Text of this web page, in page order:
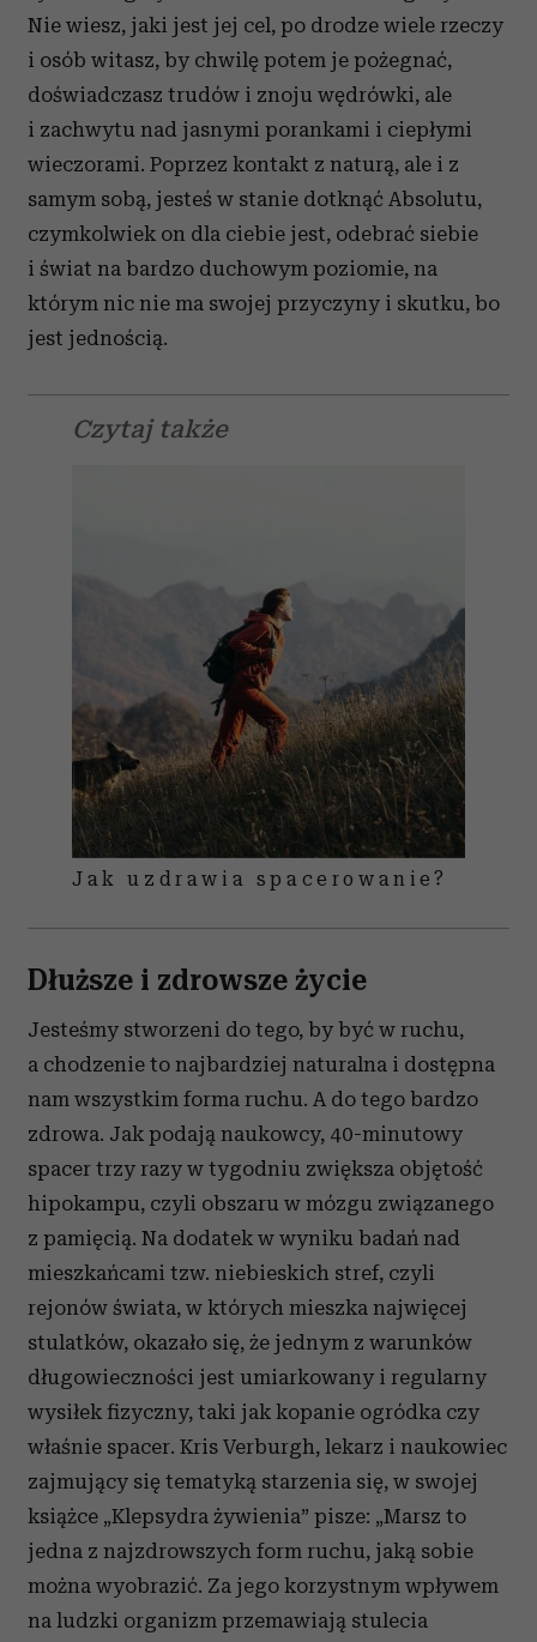
Nie wiesz, jaki jest jej cel, po drodze wiele rzeczy
i osób witasz, by chwilę potem je pożegnać,
doświadczasz trudów i znoju wędrówki, ale
i zachwytu nad jasnymi porankami i ciepłymi
wieczorami. Poprzez kontakt z naturą, ale i z
samym sobą, jesteś w stanie dotknąć Absolutu,
czymkolwiek on dla ciebie jest, odebrać siebie
i świat na bardzo duchowym poziomie, na
którym nic nie ma swojej przyczyny i skutku, bo
jest jednością.
Czytaj także
Jak uzdrawia spacerowanie?
Dłuższe i zdrowsze życie
Jesteśmy stworzeni do tego, by być w ruchu,
a chodzenie to najbardziej naturalna i dostępna
nam wszystkim forma ruchu. A do tego bardzo
zdrowa. Jak podają naukowcy, 40-minutowy
spacer trzy razy w tygodniu zwiększa objętość
hipokampu, czyli obszaru w mózgu związanego
z pamięcią. Na dodatek w wyniku badań nad
mieszkańcami tzw. niebieskich stref, czyli
rejonów świata, w których mieszka najwięcej
stulatków, okazało się, że jednym z warunków
długowieczności jest umiarkowany i regularny
wysiłek fizyczny, taki jak kopanie ogródka czy
właśnie spacer. Kris Verburgh, lekarz i naukowiec
zajmujący się tematyką starzenia się, w swojej
książce „Klepsydra żywienia” pisze: „Marsz to
jedna z najzdrowszych form ruchu, jaką sobie
można wyobrazić. Za jego korzystnym wpływem
na ludzki organizm przemawiają stulecia